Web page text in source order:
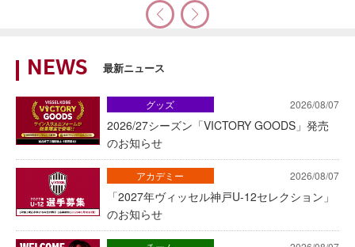
NEWS 最新ニュース
2026/08/07
2026/27シーズン「VICTORY GOODS」発売
のお知らせ
グッズ
2026/08/07
「2027年ヴィッセル神戸U-12セレクション」
のお知らせ
アカデミー